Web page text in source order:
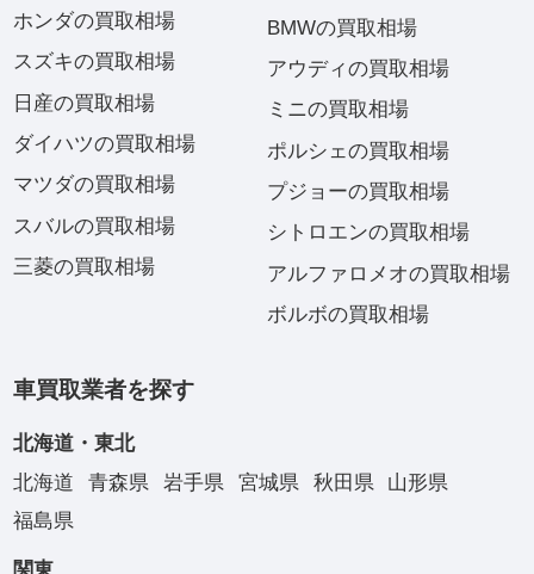
ホンダの買取相場
スズキの買取相場
日産の買取相場
ダイハツの買取相場
マツダの買取相場
スバルの買取相場
三菱の買取相場
BMWの買取相場
アウディの買取相場
ミニの買取相場
ポルシェの買取相場
プジョーの買取相場
シトロエンの買取相場
アルファロメオの買取相場
ボルボの買取相場
車買取業者を探す
北海道・東北
北海道
青森県 岩手県 宮城県 秋田県
山形県
福島県